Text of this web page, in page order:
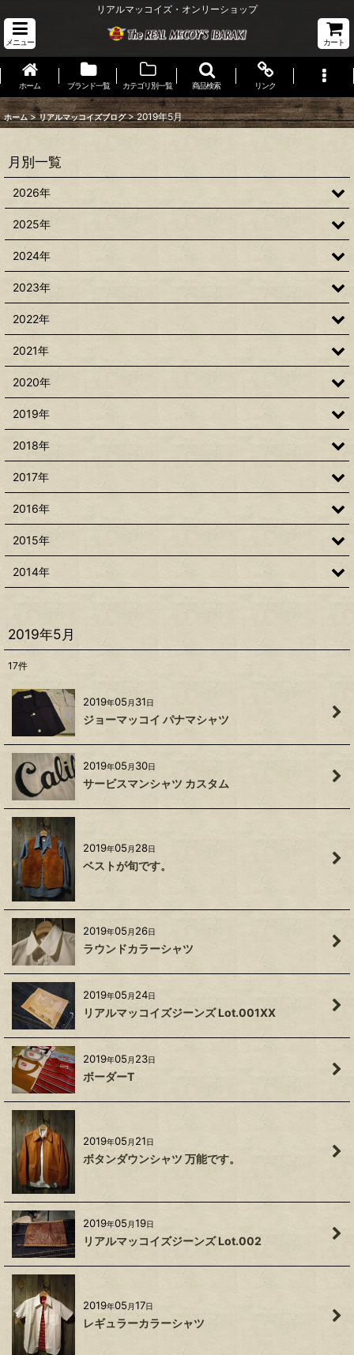
リアルマッコイズ・オンリーショップ
メニュー カート
ホーム ブランド一覧 カテゴリ別一覧 商品検索 リンク
ホーム > リアルマッコイズブログ > 2019年5月
2019年5月
17件
2019年05 月 31日
ジョーマッコイ パナマシャツ
2019年05 月 30日
サービスマンシャツ カスタム
2019年05 月 28日
ベストが旬です。
2019年05 月 26日
ラウンドカラーシャツ
2019年05 月 24日
リアルマッコイズジーンズ Lot.001XX
2019年05 月 23日
ボーダーT
2019年05 月 21日
ボタンダウンシャツ 万能です。
2019年05 月19日
リアルマッコイズジーンズ Lot.002
2019年05 月17日
レギュラーカラーシャツ
月別一覧
2026年
2025年
2024年
2023年
2022年
2021年
2020年
2019年
2018年
2017年
2016年
2015年
2014年